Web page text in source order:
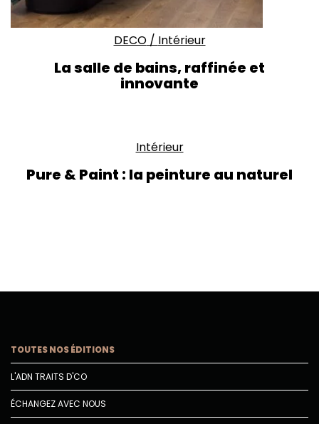
DECO/ Intérieur
La salle de bains, raffinée et
innovante
Intérieur
Pure & Paint : la peinture au naturel
TOUTES NOS ÉDITIONS
L'ADN TRAITS D'CO
ÉCHANGEZ AVEC NOUS